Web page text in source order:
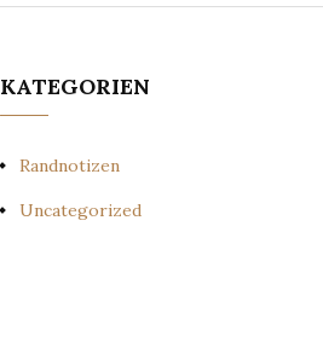
KATEGORIEN
Randnotizen
Uncategorized